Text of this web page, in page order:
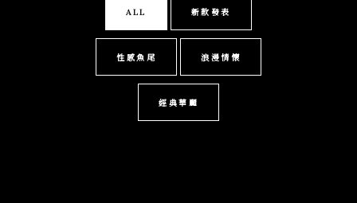
ALL 新款發表
性感魚尾 浪漫情懷
經典華麗